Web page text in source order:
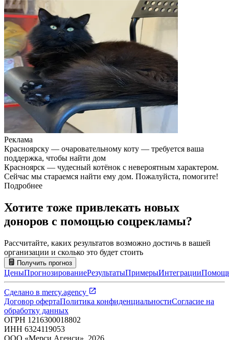
Реклама
Красноярску — очаровательному коту — требуется ваша
поддержка, чтобы найти дом
Красноярск — чудесный котёнок с невероятным характером.
Сейчас мы стараемся найти ему дом. Пожалуйста, помогите!
Подробнее
Хотите тоже привлекать новых
доноров с помощью соцрекламы?
Рассчитайте, каких результатов возможно достичь в вашей
организации и сколько это будет стоить
Получить прогноз
ЦеныПрогнозированиеРезультатыПримерыИнтеграции
Сделано в mercy.agency
Договор офертаПолитика конфиденциальностиСогласие на
обработку данных
ОГРН 1216300018802
ИНН 6324119053
ООО «Мерси Агенси» 2026